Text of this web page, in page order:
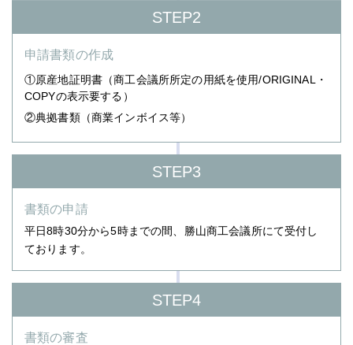
STEP2
申請書類の作成
①原産地証明書（商工会議所所定の用紙を使用/ORIGINAL・
COPYの表示要する）
②典拠書類（商業インボイス等）
STEP3
書類の申請
平日8時30分から5時までの間、勝山商工会議所にて受付し
ております。
STEP4
書類の審査